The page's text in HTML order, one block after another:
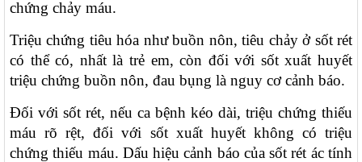
chứng chảy máu.
Triệu chứng tiêu hóa như buồn nôn, tiêu chảy ở sốt rét
có thể có, nhất là trẻ em, còn đối với sốt xuất huyết
triệu chứng buồn nôn, đau bụng là nguy cơ cảnh báo.
Đối với sốt rét, nếu ca bệnh kéo dài, triệu chứng thiếu
máu rõ rệt, đối với sốt xuất huyết không có triệu
chứng thiếu máu. Dấu hiệu cảnh báo của sốt rét ác tính
117/2025/QH15
63/2026/NĐ-CP
Nghị định Quy định chi tiết một số điều và biện pháp thi hành
Luật bảo vệ bí mật nhà nước